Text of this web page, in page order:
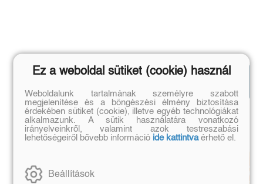
Hasonló
könyvek
Mutasd az
Ez a weboldal sütiket (cookie) használ
Weboldalunk tartalmának személyre szabott
megjelenítése és a böngészési élmény biztosítása
érdekében sütiket (cookie), illetve egyéb technológiákat
alkalmazunk. A sütik használatára vonatkozó
irányelveinkről, valamint azok testreszabási
lehetőségeiről bővebb információ ide kattintvaérhető el.
Beállítások